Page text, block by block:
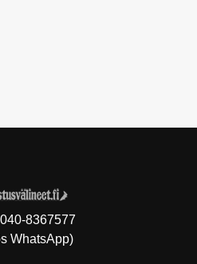
040-8367577
WhatsApp)